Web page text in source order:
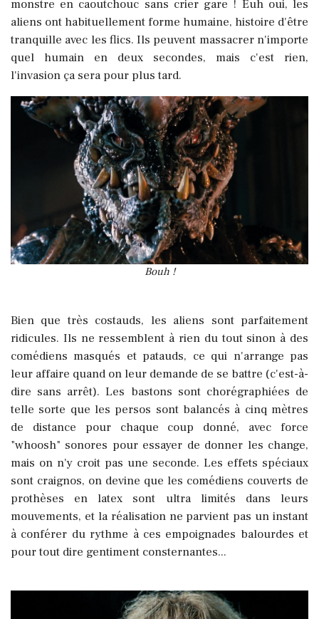
monstre en caoutchouc sans crier gare ! Euh oui, les
aliens ont habituellement forme humaine, histoire d'être
tranquille avec les flics. Ils peuvent massacrer n'importe
quel humain en deux secondes, mais c'est rien,
l'invasion ça sera pour plus tard.
Bouh !
Bien que très costauds, les aliens sont parfaitement
ridicules. Ils ne ressemblent à rien du tout sinon à des
comédiens masqués et patauds, ce qui n'arrange pas
leur affaire quand on leur demande de se battre (c'est-à-
dire sans arrêt). Les bastons sont chorégraphiées de
telle sorte que les persos sont balancés à cinq mètres
de distance pour chaque coup donné, avec force
"whoosh" sonores pour essayer de donner les change,
mais on n'y croit pas une seconde. Les effets spéciaux
sont craignos, on devine que les comédiens couverts de
prothèses en latex sont ultra limités dans leurs
mouvements, et la réalisation ne parvient pas un instant
à conférer du rythme à ces empoignades balourdes et
pour tout dire gentiment consternantes...